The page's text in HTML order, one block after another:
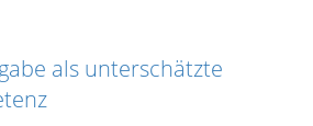
als unterschätzte